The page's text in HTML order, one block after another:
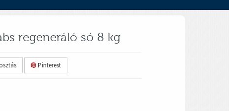
regeneráló só 8 kg
Pinterest